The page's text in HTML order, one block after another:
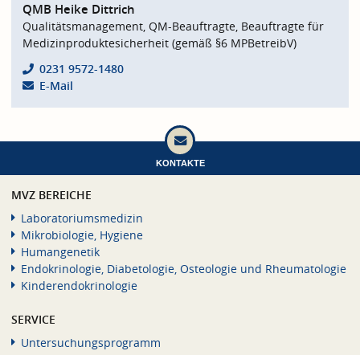
QMB Heike Dittrich
Qualitätsmanagement, QM-Beauftragte, Beauftragte für
Medizinproduktesicherheit (gemäß §6 MPBetreibV)
0231 9572-1480
E-Mail
KONTAKTE
MVZ BEREICHE
Laboratoriumsmedizin
Mikrobiologie, Hygiene
Humangenetik
Endokrinologie, Diabetologie, Osteologie und Rheumatologie
Kinderendokrinologie
SERVICE
Untersuchungsprogramm